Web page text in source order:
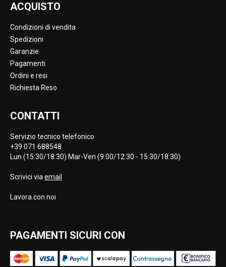
ACQUISTO
Condizioni di vendita
Spedizioni
Garanzie
Pagamenti
Ordini e resi
Richiesta Reso
CONTATTI
Servizio tecnico telefonico
+39 071 688548
Lun (15:30/18:30) Mar-Ven (9:00/12:30 - 15:30/18:30)
Scrivici via email
Lavora con noi
PAGAMENTI SICURI CON